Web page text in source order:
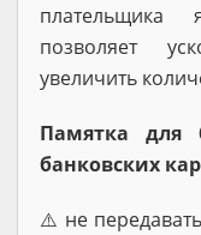
плательщика
позволяет
увеличить
Памятка для
банковских
⚠️ не